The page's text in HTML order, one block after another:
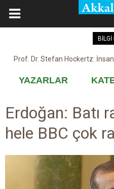
BİLGİ
Prof. Dr. Stefan Hockertz:
Kovid-19 aşısı,
YAZARLAR
Erdoğan: Batı
hele BBC çok